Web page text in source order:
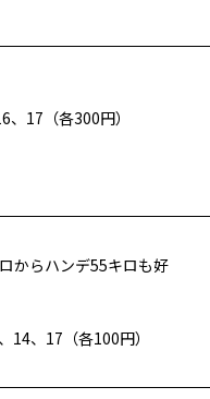
17（各300円）
からハンデ55キロも好
14、17（各100円）